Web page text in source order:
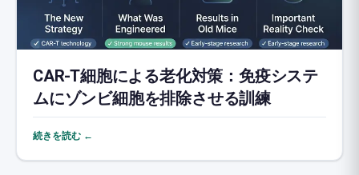
CAR-T細胞による老化対策：免疫システ
ムにゾンビ細胞を排除させる訓練
続きを読む ←